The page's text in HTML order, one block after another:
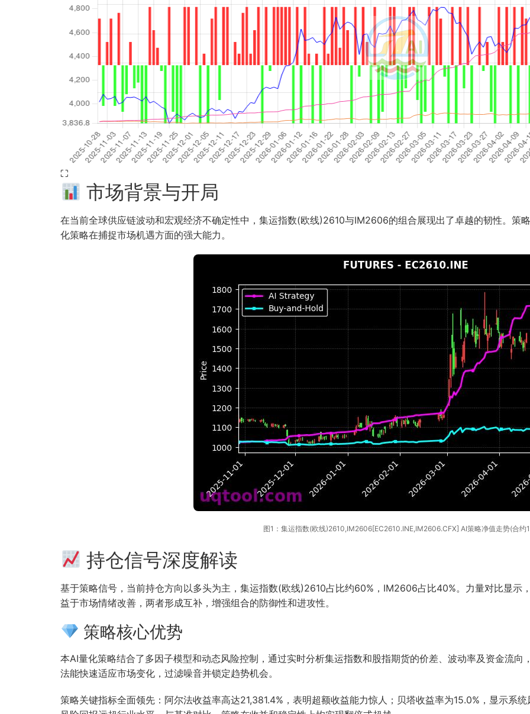
⛶
市场背景与开局
在当前全球供应链波动和宏观经济不确定性中，集运指数(欧线)2610与IM2606的组合展现出了卓越的韧性。策
化策略在捕捉市场机遇方面的强大能力。
图1：集运指数(欧线)2610,IM2606[EC2610.INE,IM2606.CFX] AI策略净值走势(合约
持仓信号深度解读
基于策略信号，当前持仓方向以多头为主，集运指数(欧线)2610占比约60%，IM2606占比40%。力量对比显示
益于市场情绪改善，两者形成互补，增强组合的防御性和进攻性。
策略核心优势
本AI量化策略结合了多因子模型和动态风险控制，通过实时分析集运指数和股指期货的价差、波动率及资金流
法能快速适应市场变化，过滤噪音并锁定趋势机会。
策略关键指标全面领先：阿尔法收益率高达21,381.4%，表明超额收益能力惊人；贝塔收益率为15.0%，显示系